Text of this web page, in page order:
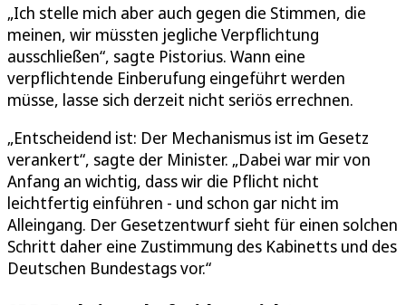
„Ich stelle mich aber auch gegen die Stimmen, die
meinen, wir müssten jegliche Verpflichtung
ausschließen“, sagte Pistorius. Wann eine
verpflichtende Einberufung eingeführt werden
müsse, lasse sich derzeit nicht seriös errechnen.
„Entscheidend ist: Der Mechanismus ist im Gesetz
verankert“, sagte der Minister. „Dabei war mir von
Anfang an wichtig, dass wir die Pflicht nicht
leichtfertig einführen - und schon gar nicht im
Alleingang. Der Gesetzentwurf sieht für einen solchen
Schritt daher eine Zustimmung des Kabinetts und des
Deutschen Bundestags vor.“